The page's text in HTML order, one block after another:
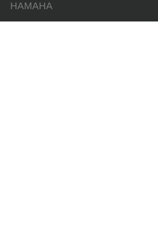
HAMAHA